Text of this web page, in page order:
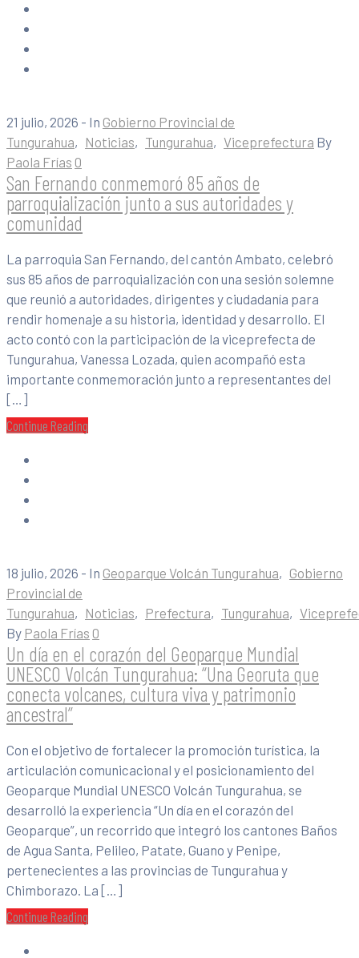
21 julio, 2026 - In Gobierno Provincial de
Tungurahua‚ Noticias‚ Tungurahua‚ Viceprefectura By
Paola Frías 0
San Fernando conmemoró 85 años de
parroquialización junto a sus autoridades y
comunidad
La parroquia San Fernando, del cantón Ambato, celebró
sus 85 años de parroquialización con una sesión solemne
que reunió a autoridades, dirigentes y ciudadanía para
rendir homenaje a su historia, identidad y desarrollo. El
acto contó con la participación de la viceprefecta de
Tungurahua, Vanessa Lozada, quien acompañó esta
importante conmemoración junto a representantes del
[…]
Continue Reading
18 julio, 2026 - In Geoparque Volcán Tungurahua‚ Gobierno
Provincial de
Tungurahua‚ Noticias‚ Prefectura‚ Tungurahua‚
By Paola Frías 0
Un día en el corazón del Geoparque Mundial
UNESCO Volcán Tungurahua: “Una Georuta que
conecta volcanes, cultura viva y patrimonio
ancestral”
Con el objetivo de fortalecer la promoción turística, la
articulación comunicacional y el posicionamiento del
Geoparque Mundial UNESCO Volcán Tungurahua, se
desarrolló la experiencia “Un día en el corazón del
Geoparque”, un recorrido que integró los cantones Baños
de Agua Santa, Pelileo, Patate, Guano y Penipe,
pertenecientes a las provincias de Tungurahua y
Chimborazo. La […]
Continue Reading